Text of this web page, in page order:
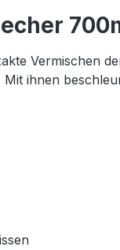
Vermischen
ihnen